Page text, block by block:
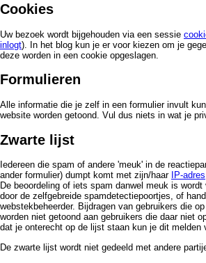
Cookies
Uw bezoek wordt bijgehouden via een sessie
inlogt). In het blog kun je er voor kiezen om je
deze worden in een cookie opgeslagen.
Formulieren
Alle informatie die je zelf in een formulier invult
website worden getoond. Vul dus niets in wat je
Zwarte lijst
Iedereen die spam of andere 'meuk' in de
ander formulier) dumpt komt met zijn/haar IP-adres
De beoordeling of iets spam danwel meuk is
door de zelfgebreide spamdetectiepoortjes, of
webstekbeheerder. Bijdragen van gebruikers die
worden niet getoond aan gebruikers die daar niet
dat je onterecht op de lijst staan kun je dit melden
De zwarte lijst wordt niet gedeeld met andere